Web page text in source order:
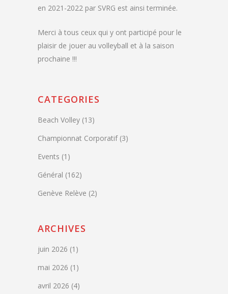
en 2021-2022 par SVRG est ainsi terminée.
Merci à tous ceux qui y ont participé pour le
plaisir de jouer au volleyball et à la saison
prochaine !!!
CATEGORIES
Beach Volley (13)
Championnat Corporatif(3)
Events (1)
Général (162)
Genève Relève (2)
ARCHIVES
juin 2026 (1)
mai 2026 (1)
avril 2026 (4)